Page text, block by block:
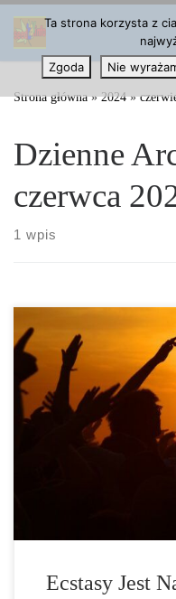
Przejdź do treści
Strona główna » 2024 »
Dzienne
czerwca
1 wpis
Badanie zgonów
Australii wskazuje, że
Młodzi ludzie chcą się […]
Ecstasy Jest
Ta strona korzysta z
Zgoda
Nie